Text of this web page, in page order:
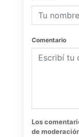
Comentario
Los
de